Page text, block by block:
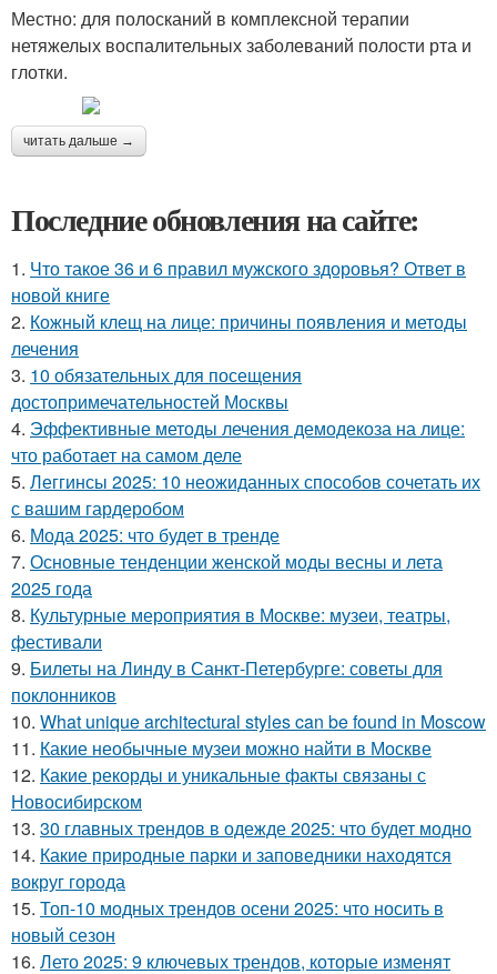
Местно: для полосканий в комплексной терапии
нетяжелых воспалительных заболеваний полости рта и
глотки.
читать дальше →
Последние обновления на сайте:
1. Что такое 36 и 6 правил мужского здоровья? Ответ в
новой книге
2. Кожный клещ на лице: причины появления и методы
лечения
3. 10 обязательных для посещения
достопримечательностей Москвы
4. Эффективные методы лечения демодекоза на лице:
что работает на самом деле
5. Леггинсы 2025: 10 неожиданных способов сочетать их
с вашим гардеробом
6. Мода 2025: что будет в тренде
7. Основные тенденции женской моды весны и лета
2025 года
8. Культурные мероприятия в Москве: музеи, театры,
фестивали
9. Билеты на Линду в Санкт-Петербурге: советы для
поклонников
10. What unique architectural styles can be found in Moscow
11. Какие необычные музеи можно найти в Москве
12. Какие рекорды и уникальные факты связаны с
Новосибирском
13. 30 главных трендов в одежде 2025: что будет модно
14. Какие природные парки и заповедники находятся
вокруг города
15. Топ-10 модных трендов осени 2025: что носить в
новый сезон
16. Лето 2025: 9 ключевых трендов, которые изменят